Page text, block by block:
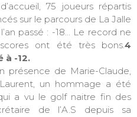
75 joueurs répartis
sur le parcours de La Jalle
passé : -18… Le record ne
ont été très bons.4
à -12.
présence de Marie-Claude,
un hommage a été
a vu le golf naitre fin des
de l’A.S depuis sa